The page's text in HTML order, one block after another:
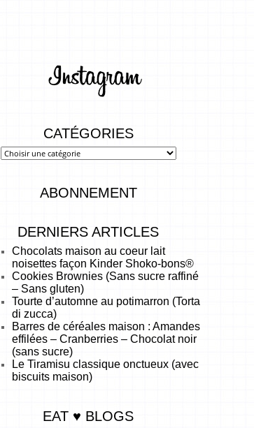
CATÉGORIES
ABONNEMENT
DERNIERS ARTICLES
Chocolats maison au coeur lait
noisettes façon Kinder Shoko-bons®
Cookies Brownies (Sans sucre raffiné
– Sans gluten)
Tourte d’automne au potimarron (Torta
di zucca)
Barres de céréales maison : Amandes
effilées – Cranberries – Chocolat noir
(sans sucre)
Le Tiramisu classique onctueux (avec
biscuits maison)
EAT ♥ BLOGS